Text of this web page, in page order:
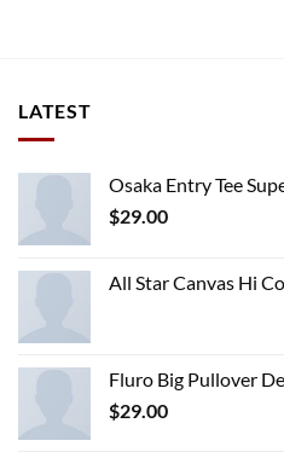
LATEST
Osaka Entry Tee
$29.00
All Star Canvas Hi
Fluro Big Pullover
$29.00